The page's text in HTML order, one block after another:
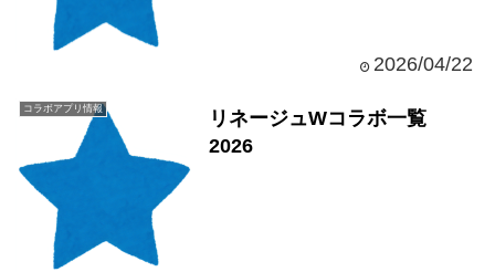
2026/04/22
コラボアプリ情報
リネージュWコラボ一覧
2026